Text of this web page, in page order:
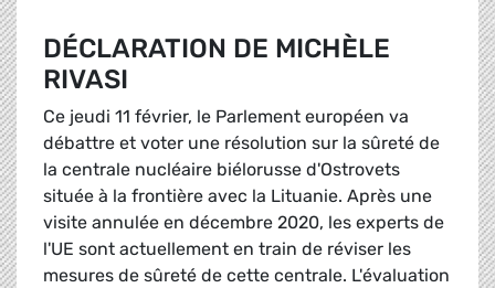
DÉCLARATION DE MICHÈLE
RIVASI
Ce jeudi 11 février, le Parlement européen va
débattre et voter une résolution sur la sûreté de
la centrale nucléaire biélorusse d'Ostrovets
située à la frontière avec la Lituanie. Après une
visite annulée en décembre 2020, les experts de
l'UE sont actuellement en train de réviser les
mesures de sûreté de cette centrale. L'évaluation